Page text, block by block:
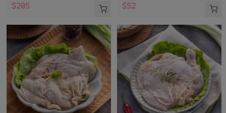
$285 $52